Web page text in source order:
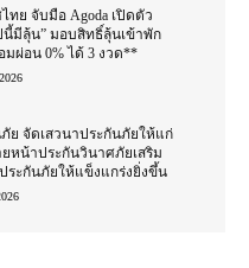
ไทย จับมือ Agoda เปิดตัว
มีลุ้น” มอบสิทธิ์ลุ้นเข้าพัก
มผ่อน 0% ได้ 3 งวด**
ภัย จัดเสวนาประกันภัยให้แก่
หน้าประกันวินาศภัยเสริม
ระกันภัยให้แข็งแกร่งยิ่งขึ้น